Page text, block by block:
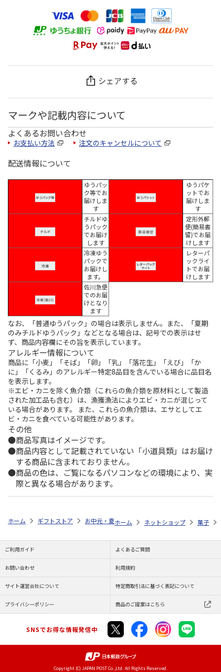
シェアする
マークや記載内容について
よくあるお問い合わせ
お支払い方法 注文のキャンセルについて
配送情報について
ゆうパッ
ク等でお
届けしま
す
ゆうパケ
ットでお
届けしま
す
チルドゆ
うパック
でお届け
します
定形外郵
便(簡易書
留)でお届
けします
冷凍ゆう
パックで
お届けし
ます。
レターパ
ックライ
トでお届
けします
佐川急便
でのお届
けとなり
ます
なお、「普通ゆうパック」の場合は表示しません。また、「夏期
のみチルドゆうパック」などとなる場合は、記号での表示はせ
ず、商品内容欄にその旨を表示しています。
アレルギー情報について
商品に「小麦」「そば」「卵」「乳」「落花生」「えび」「か
に」「くるみ」のアレルギー特定8品目を含んでいる場合に品目名
を表示します。
※エビ・カニを除く魚介類（これらの魚介類を原材料として製造
された加工品も含む）は、漁獲漁法によりエビ・カニが混じって
いる場合があります。 また、これらの魚介類は、エサとしてエ
ビ・カニを食べている可能性があります。
その他
商品写真はイメージです。
商品内容として記載されていない「小道具類」はお届け
する商品に含まれておりません。
商品の色は、ご覧になるパソコンなどの環境により、実
際と異なる場合があります。
ホーム ギフトストア お中元・夏ギフト特集 2026 ゆうゆうギフト
ホーム ネットショップ 菓子
ご利用ガイド よくあるご質問
お問い合わせ 利用規約
サイト運営会社について 特定商取引法に基づく表記について
プライバシーポリシー 商品のご提案はこちら
SNSでお得な情報発信中
Copyright (C) JAPAN POST Co.,Ltd. All Rights Reserved.